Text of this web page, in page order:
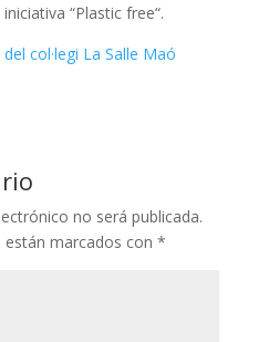
“Plastic free“.
col·legi La Salle Maó
no será publicada.
marcados con *